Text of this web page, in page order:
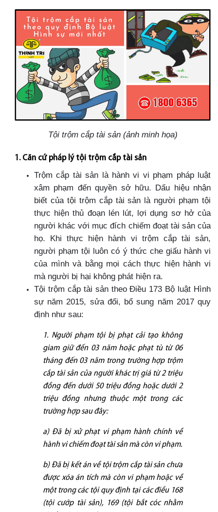
Tội trộm cắp tài sản (ảnh minh họa)
1. Căn cứ pháp lý tội trộm cắp tài sản
Trộm cắp tài sản là hành vi vi phạm pháp luật
xâm phạm đến quyền sở hữu. Dấu hiệu nhận
biết của tội trộm cắp tài sản là người phạm tội
thực hiện thủ đoạn lén lút, lợi dụng sơ hở của
người khác với mục đích chiếm đoạt tài sản của
họ. Khi thực hiện hành vi trộm cắp tài sản,
người phạm tội luôn có ý thức che giấu hành vi
của mình và bằng mọi cách thực hiện hành vi
mà người bị hại không phát hiện ra.
Tội trộm cắp tài sản theo Điều 173 Bộ luật Hình
sự năm 2015, sửa đổi, bổ sung năm 2017 quy
định như sau:
1. Người phạm tội bị phạt cải tạo không
giam giữ đến 03 năm hoặc phạt tù từ 06
tháng đến 03 năm trong trường hợp trộm
cắp tài sản của người khác trị giá từ 2 triệu
đồng đến dưới 50 triệu đồng hoặc dưới 2
triệu đồng nhưng thuộc một trong các
trường hợp sau đây:
a) Đã bị xử phạt vi phạm hành chính về
hành vi chiếm đoạt tài sản mà còn vi phạm.
b) Đã bị kết án về tội trộm cắp tài sản chưa
được xóa án tích mà còn vi phạm hoặc về
một trong các tội quy định tại các điều 168
(tội cướp tài sản), 169 (tội bắt cóc nhằm